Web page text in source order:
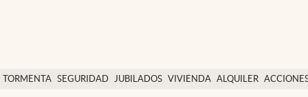
TORMENTA SEGURIDAD JUBILADOS VIVIENDA ALQUILER
Economía y finanzas